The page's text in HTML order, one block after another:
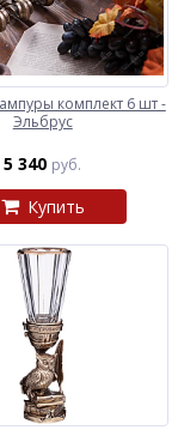
комплект 6 шт -
Эльбрус
5 340 руб.
Купить